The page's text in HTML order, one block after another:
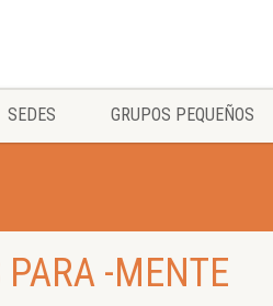
SEDES GRUPOS PEQUEÑOS
-MENTE